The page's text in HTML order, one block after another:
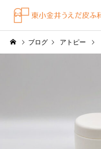
ブログ アトピー